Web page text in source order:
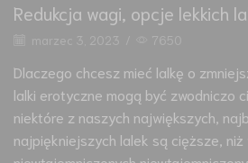
Redukcja wagi, opcje lekkich
marzec 3, 2023 7650
Dlaczego chcesz mieć lalkę o
lalki erotyczne mogą być zwodniczo
niektóre z naszych największych,
najpiękniejszych lalek są cięższe,